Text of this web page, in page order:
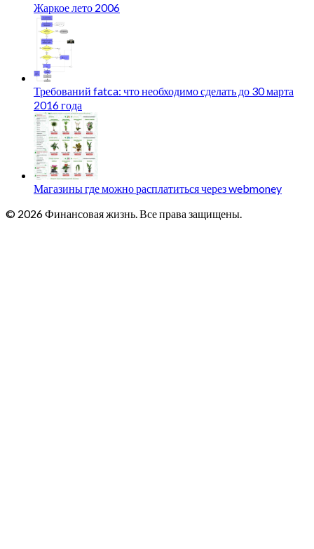
Жаркое лето 2006
Требований fatca: что необходимо сделать до 30 марта
2016 года
Магазины где можно расплатиться через webmoney
© 2026 Финансовая жизнь. Все права защищены.